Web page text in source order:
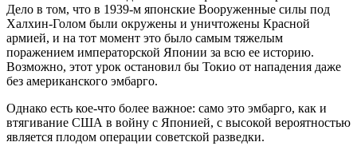
Дело в том, что в 1939-м японские Вооруженные силы под
Халхин-Голом были окружены и уничтожены Красной
армией, и на тот момент это было самым тяжелым
поражением императорской Японии за всю ее историю.
Возможно, этот урок остановил бы Токио от нападения даже
без американского эмбарго.
Однако есть кое-что более важное: само это эмбарго, как и
втягивание США в войну с Японией, с высокой вероятностью
является плодом операции советской разведки.